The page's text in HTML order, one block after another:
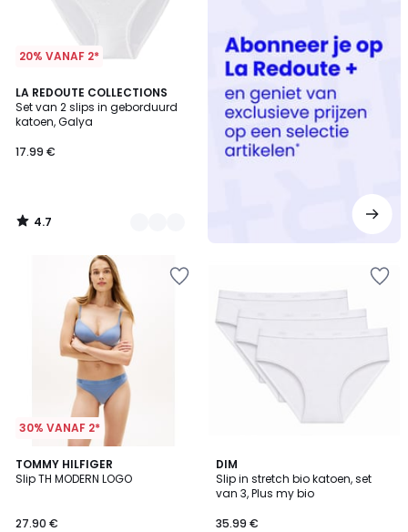
20% VANAF 2*
LA REDOUTE COLLECTIONS
Set van 2 slips in geborduurd
katoen, Galya
17.99 €
4.7
/ 5
4
Kleuren
4.7
/
30% VANAF 2*
TOMMY HILFIGER
Slip TH MODERN LOGO
27.90 €
2
Kleuren
DIM
Slip in stretch bio katoen, set
van 3, Plus my bio
35.99 €
4.6
/ 5
2
Kleuren